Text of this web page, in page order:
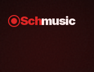
Schmusic